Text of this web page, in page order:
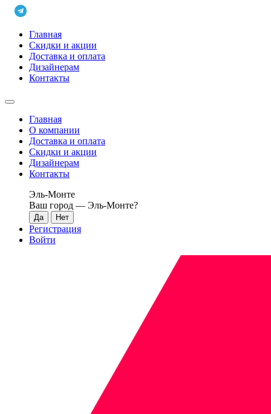
Главная
Скидки и акции
Доставка и оплата
Дизайнерам
Контакты
Главная
О компании
Доставка и оплата
Скидки и акции
Дизайнерам
Контакты
Эль-Монте
Ваш город — Эль-Монте?
Регистрация
Войти